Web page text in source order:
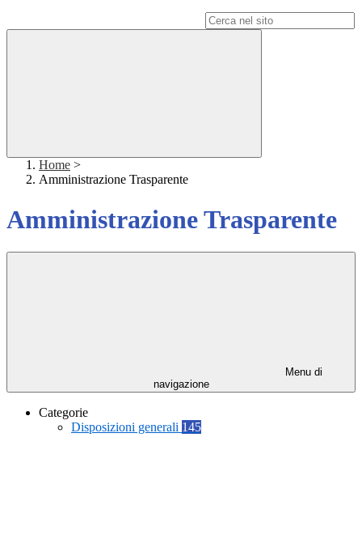
Home >
Amministrazione Trasparente
Amministrazione Trasparente
Menu di
navigazione
Categorie
Disposizioni generali 145